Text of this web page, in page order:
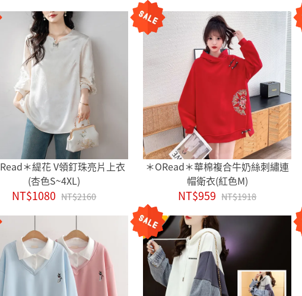
＊緹花 V領釘珠亮片上衣
(杏色S~4XL)
NT$1080 NT$2160
＊ORead＊華棉複合牛奶絲刺繡連
帽衛衣(紅色M)
NT$959 NT$1918